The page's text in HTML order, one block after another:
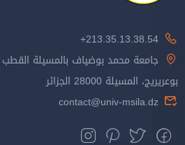
213.35.13.38.54+
جامعة محمد بوضياف بالمسيلة
بوعريريج، المسيلة 28000 الجزائر
contact@univ-msila.dz